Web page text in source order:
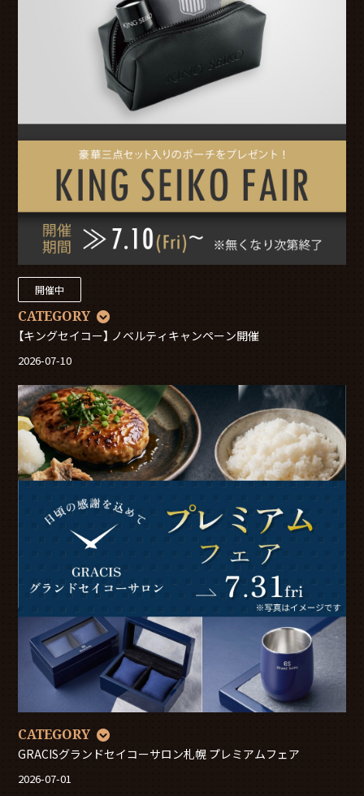
開催中
CATEGORY
【キングセイコー】 ノベルティキャンペーン開催
2026-07-10
CATEGORY
GRACISグランドセイコーサロン札幌 プレミアムフェア
2026-07-01